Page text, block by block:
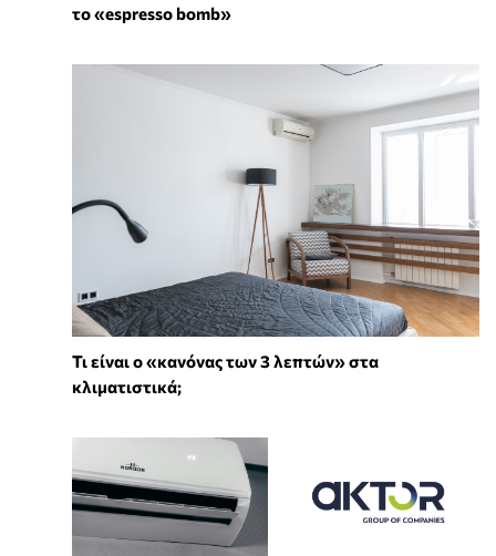
το «espresso bomb»
Τι είναι ο «κανόνας των 3 λεπτών» στα
κλιματιστικά;